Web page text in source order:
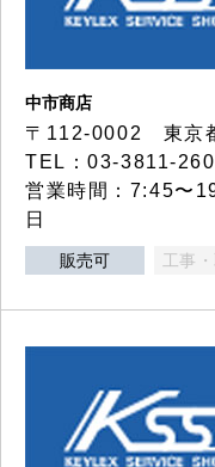
中市商店
〒112-0002 東京
TEL：03-3811-
営業時間：7:45〜
日
販売可 工事